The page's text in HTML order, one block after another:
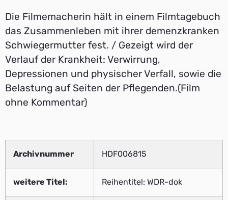
Die Filmemacherin hält in einem Filmtagebuch
das Zusammenleben mit ihrer demenzkranken
Schwiegermutter fest. / Gezeigt wird der
Verlauf der Krankheit: Verwirrung,
Depressionen und physischer Verfall, sowie die
Belastung auf Seiten der Pflegenden.(Film
ohne Kommentar)
Archivnummer HDF006815
weitere Titel: Reihentitel: WDR-dok